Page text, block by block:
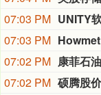
07:03 PM
07:03 PM
07:02 PM
07:02 PM